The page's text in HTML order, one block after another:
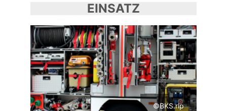
EINSATZ
©BKS.rlp